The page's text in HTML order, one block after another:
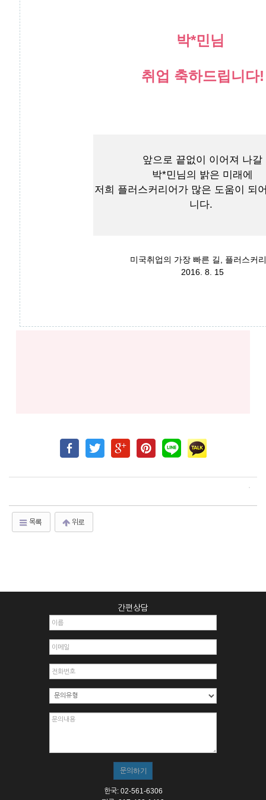
박*민님
취업 축하드립니다!
앞으로 끝없이 이어져 나갈
박*민님의 밝은 미래에
저희 플러스커리어가 많은 도움이 되
니다.
미국취업의 가장 빠른 길, 플러스커
2016. 8. 15
목록 위로
간편상담
한국: 02-561-6306